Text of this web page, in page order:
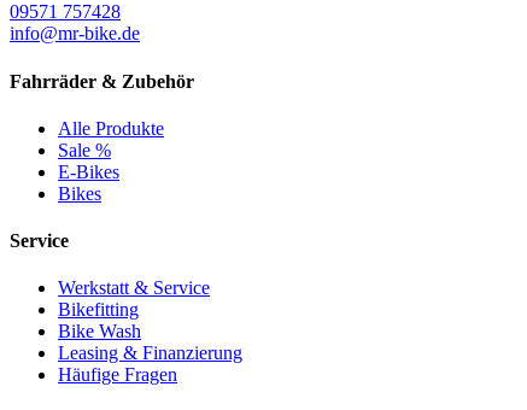
09571 757428
info@mr-bike.de
Fahrräder & Zubehör
Alle Produkte
Sale %
E-Bikes
Bikes
Service
Werkstatt & Service
Bikefitting
Bike Wash
Leasing & Finanzierung
Häufige Fragen